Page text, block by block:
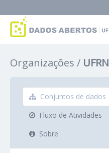
Grupos
Sobre
Organizações UFRN
Conjuntos de dados
Fluxo de Atividades
Sobre